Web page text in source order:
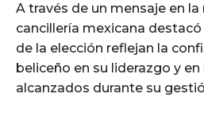
A través de un mensaje en la
cancillería mexicana
de la elección reflejan la
beliceño en su liderazgo y
alcanzados durante su